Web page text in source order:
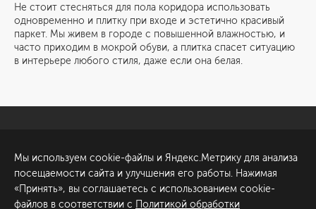
Не стоит стесняться для пола коридора использовать
одновременно и плитку при входе и эстетично красивый
паркет. Мы живем в городе с повышенной влажностью, и
часто приходим в мокрой обуви, а плитка спасет ситуацию
в интерьере любого стиля, даже если она белая.
Обсудить проект
ул. Академика Павлова, 6
к1
+7 (812) 200-95-55
Мы используем cookie-файлы и Яндекс.Метрику для анализа
посещаемости сайта и улучшения его работы. Нажимая
«Принять», вы соглашаетесь с использованием cookie-
файлов в соответствии с Политикой обработки